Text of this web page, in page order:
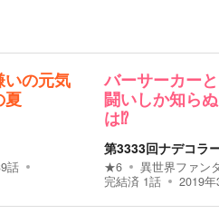
いの元気
夏
話
バーサーカー
闘いしか知ら
は⁉
第3333回ナデコラ
★6
異世界ファン
完結済 1話 2019年